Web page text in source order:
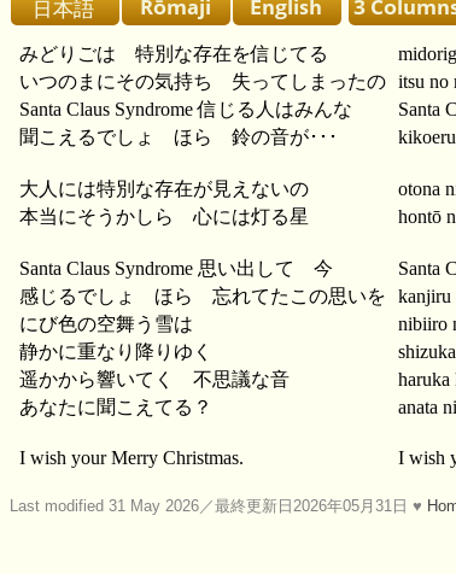
みどりごは 特別な存在を信じてる
いつのまにその気持ち 失ってしまったの itsu no
Santa Claus Syndrome 信じる人はみんな
Santa
聞こえるでしょ ほら 鈴の音が･･･
大人には特別な存在が見えないの otona
本当にそうかしら 心には灯る星
hontō
Santa Claus Syndrome 思い出して 今 Santa
感じるでしょ ほら 忘れてたこの思いを
kanjiru
にび色の空舞う雪は
nibiiro
静かに重なり降りゆく
遥かから響いてく 不思議な音
haruka
あなたに聞こえてる？
anata
I wish your Merry Christmas. I wish
Last modified 31 May 2026／最終更新日2026年05月31日 ♥